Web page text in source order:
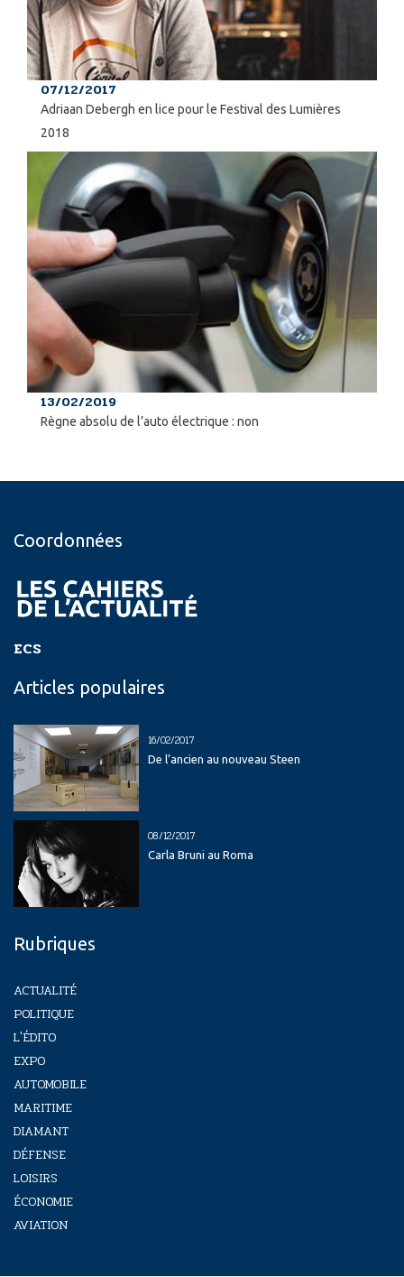
07/12/2017
Adriaan Debergh en lice pour le Festival des Lumières
2018
13/02/2019
Règne absolu de l’auto électrique : non
Coordonnées
ECS
Articles populaires
16/02/2017
De l’ancien au nouveau Steen
08/12/2017
Carla Bruni au Roma
Rubriques
ACTUALITÉ
POLITIQUE
L'ÉDITO
EXPO
AUTOMOBILE
MARITIME
DIAMANT
DÉFENSE
LOISIRS
ÉCONOMIE
AVIATION